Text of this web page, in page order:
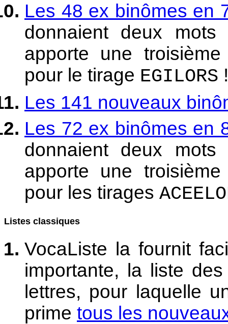
Les 48 ex binômes en
donnaient deux
apporte une
pour le tirage EGILORS
Les 141 nouveaux
Les 72 ex binômes en
donnaient deux
apporte une
pour les tirages
Listes classiques
VocaListe la fournit
importante, la liste
lettres, pour laquelle
prime tous les